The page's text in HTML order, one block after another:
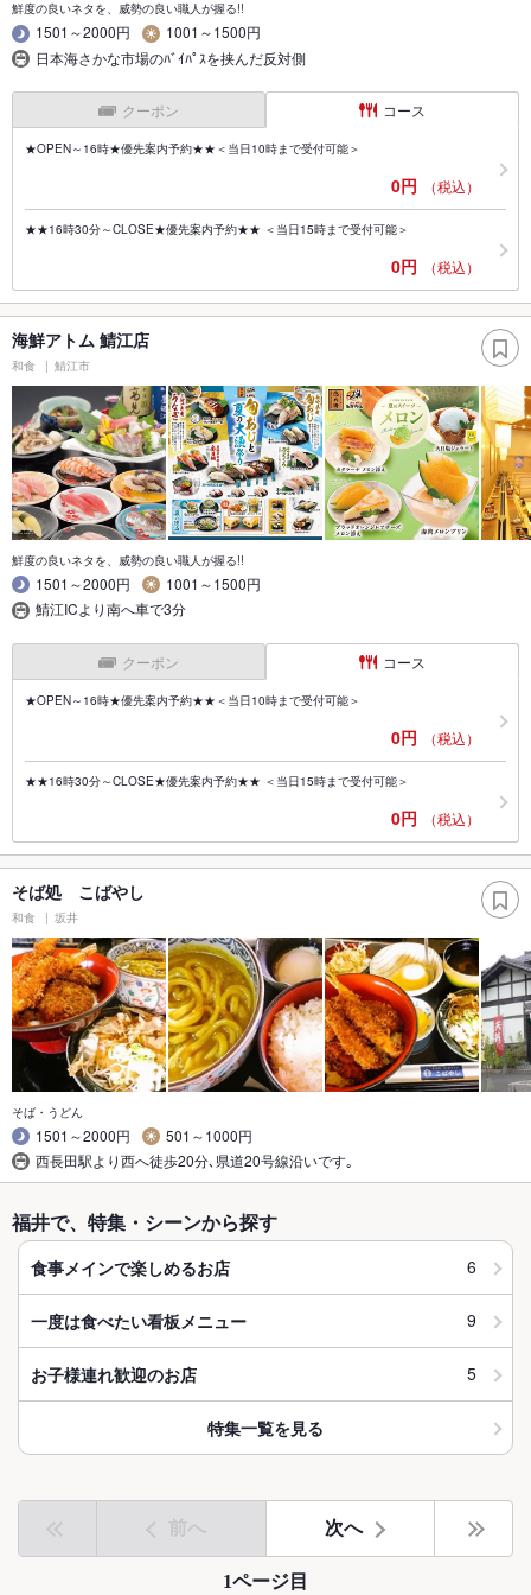
鮮度の良いネタを、威勢の良い職人が握る!!
1501～2000円
1001～1500円
日本海さかな市場のﾊﾞｲﾊﾟｽを挟んだ反対側
クーポン コース
★OPEN～16時★優先案内予約★★＜当日10時まで受付可能＞
0円 （税込）
★★16時30分～CLOSE★優先案内予約★★ ＜当日15時まで受付可能＞
0円 （税込）
海鮮アトム 鯖江店
和食 鯖江市
鮮度の良いネタを、威勢の良い職人が握る!!
1501～2000円
1001～1500円
鯖江ICより南へ車で3分
クーポン コース
★OPEN～16時★優先案内予約★★＜当日10時まで受付可能＞
0円 （税込）
★★16時30分～CLOSE★優先案内予約★★ ＜当日15時まで受付可能＞
0円 （税込）
そば処 こばやし
和食 坂井
そば・うどん
1501～2000円
501～1000円
西長田駅より西へ徒歩20分､県道20号線沿いです｡
福井で、特集・シーンから探す
食事メインで楽しめるお店 6
一度は食べたい看板メニュー 9
お子様連れ歓迎のお店 5
特集一覧を見る
前へ 次へ
1ページ目